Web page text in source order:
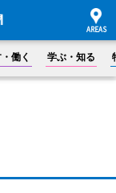
働く 学ぶ・知る